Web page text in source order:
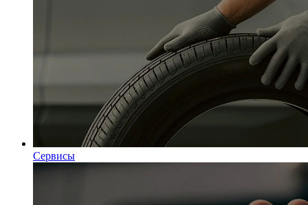
Сервисы